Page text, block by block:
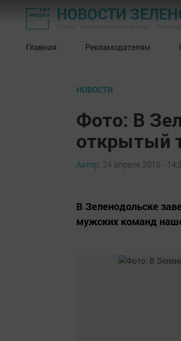
НОВОСТИ
Главная Рекламодателям
НОВОСТИ
Фото: В
открытый
Автор, 24 апреля 2016 -
В Зеленодольске
мужских команд